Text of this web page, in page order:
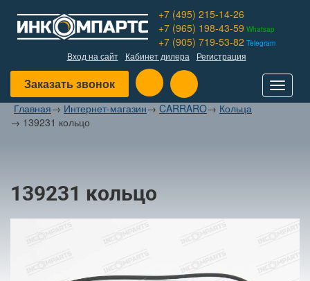
+7 (495) 215-14-26
+7 (965) 198-43-59 Whatsap
+7 (905) 719-53-82 Telegram
Вход на сайт Кабинет дилера Регистрация
Заказать звонок
Toggle
Главная→ Интернет-магазин→ CARRARO→ Кольца
→ 139231 кольцо
139231 кольцо